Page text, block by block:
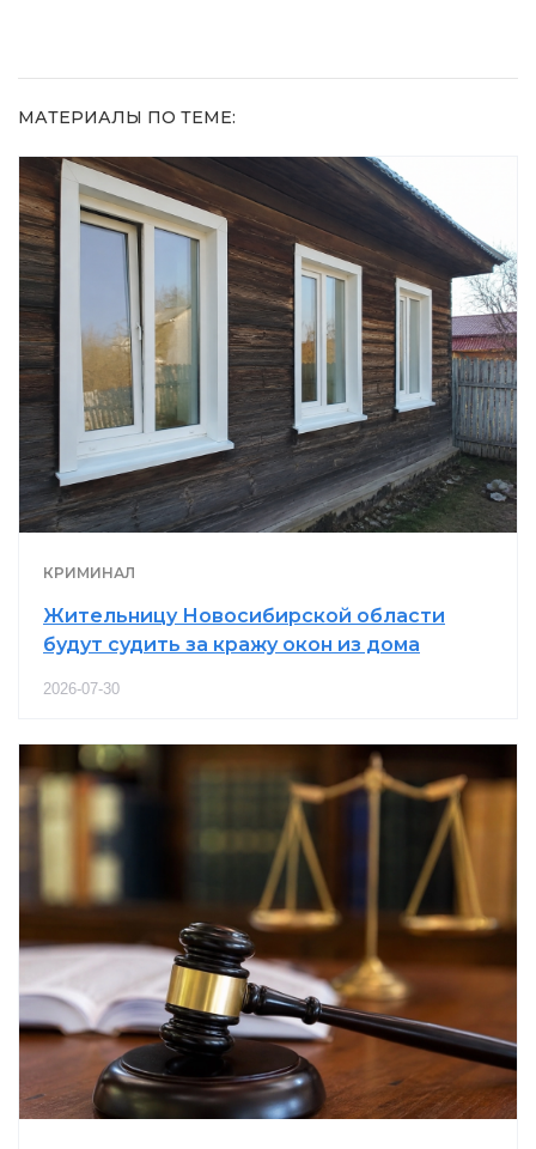
МАТЕРИАЛЫ ПО ТЕМЕ:
КРИМИНАЛ
Жительницу Новосибирской области
будут судить за кражу окон из дома
2026-07-30